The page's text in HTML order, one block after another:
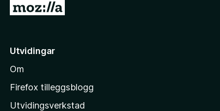
G
i
M
o
Utvidingar
Om
Firefox tilleggsblogg
Utvidingsverkstad